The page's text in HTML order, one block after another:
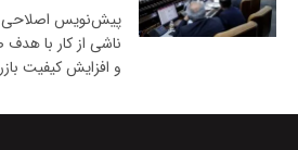
پیش‌نویس اصلاحی
ناشی از کار با
و افزایش کیفیت